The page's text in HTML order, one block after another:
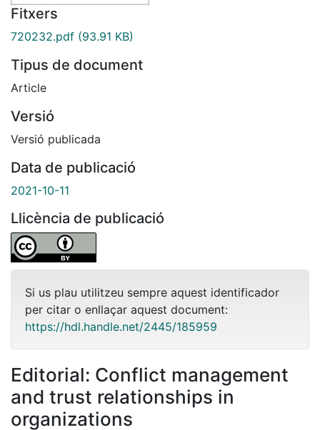
Fitxers
720232.pdf (93.91 KB)
Tipus de document
Article
Versió
Versió publicada
Data de publicació
2021-10-11
Llicència de publicació
Si us plau utilitzeu sempre aquest identificador
per citar o enllaçar aquest document:
https://hdl.handle.net/2445/185959
Editorial: Conflict management
and trust relationships in
organizations